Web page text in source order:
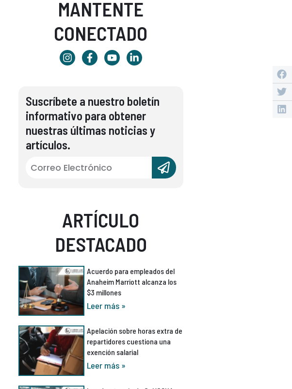
MANTENTE
CONECTADO
Suscríbete a nuestro boletín
informativo para obtener
nuestras últimas noticias y
artículos.
ARTÍCULO
DESTACADO
Acuerdo para empleados del
Anaheim Marriott alcanza los
$3 millones
Leer más »
Apelación sobre horas extra de
repartidores cuestiona una
exención salarial
Leer más »